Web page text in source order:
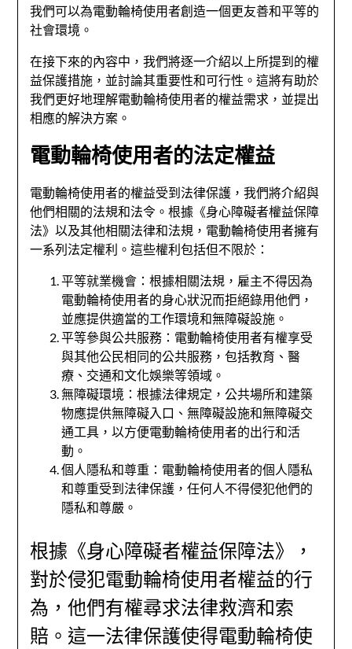
我們可以為電動輪椅使用者創造一個更友善和平等的
社會環境。
在接下來的內容中，我們將逐一介紹以上所提到的權
益保護措施，並討論其重要性和可行性。這將有助於
我們更好地理解電動輪椅使用者的權益需求，並提出
相應的解決方案。
電動輪椅使用者的法定權益
電動輪椅使用者的權益受到法律保護，我們將介紹與
他們相關的法規和法令。根據《身心障礙者權益保障
法》以及其他相關法律和法規，電動輪椅使用者擁有
一系列法定權利。這些權利包括但不限於：
平等就業機會：根據相關法規，雇主不得因為
電動輪椅使用者的身心狀況而拒絕錄用他們，
並應提供適當的工作環境和無障礙設施。
平等參與公共服務：電動輪椅使用者有權享受
與其他公民相同的公共服務，包括教育、醫
療、交通和文化娛樂等領域。
無障礙環境：根據法律規定，公共場所和建築
物應提供無障礙入口、無障礙設施和無障礙交
通工具，以方便電動輪椅使用者的出行和活
動。
個人隱私和尊重：電動輪椅使用者的個人隱私
和尊重受到法律保護，任何人不得侵犯他們的
隱私和尊嚴。
根據《身心障礙者權益保障法》，
對於侵犯電動輪椅使用者權益的行
為，他們有權尋求法律救濟和索
賠。這一法律保護使得電動輪椅使